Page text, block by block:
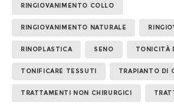
RINGIOVANIMENTO COLLO
RINGIOVANIMENTO NATURALE
RINOPLASTICA SENO TONICITÀ
TONIFICARE TESSUTI TRAPIANTO DI
TRATTAMENTI NON CHIRURGICI